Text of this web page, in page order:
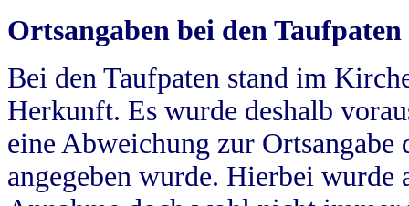
Ortsangaben bei den Taufpaten
Bei den Taufpaten stand im
Herkunft. Es wurde deshalb
eine Abweichung zur
angegeben wurde. Hierbei wurde